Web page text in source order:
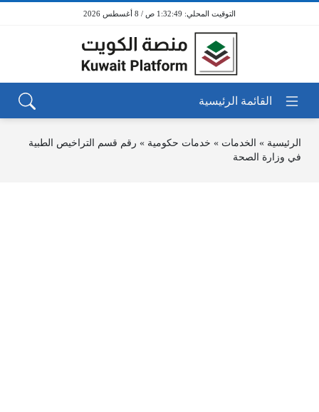
1:32:49 ص / 8 أغسطس 2026
الرئيسية » الخدمات » خدمات حكومية » رقم قسم التراخيص الطبية
في وزارة الصحة